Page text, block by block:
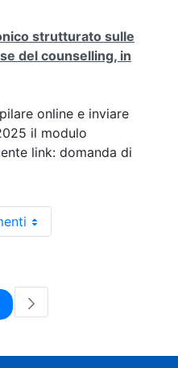
strutturato sulle
del counselling, in
online e inviare
il modulo
link: domanda di
Pagina